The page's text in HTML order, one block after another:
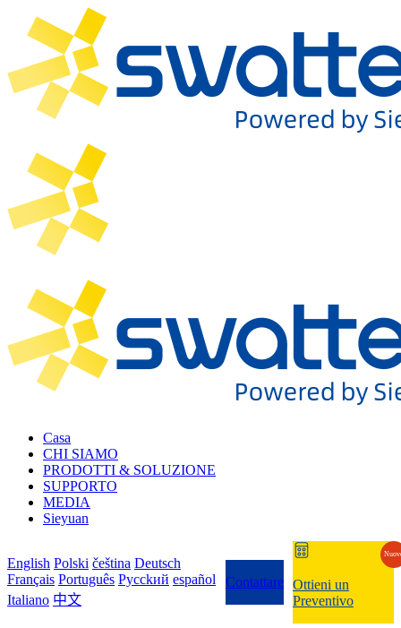
Casa
CHI SIAMO
PRODOTTI & SOLUZIONE
SUPPORTO
MEDIA
Sieyuan
English Polski čeština Deutsch
Français Português Pycckий español
Italiano 中文
Contattare Ottieni un
Preventivo